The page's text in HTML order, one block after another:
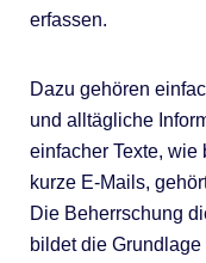
erfassen.
Dazu gehören
und alltägliche
einfacher Texte,
kurze E-Mails,
Die Beherrschung
bildet die